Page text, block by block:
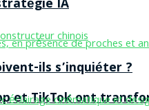
et TikTok ont
IA
ils s’inquiéter ?